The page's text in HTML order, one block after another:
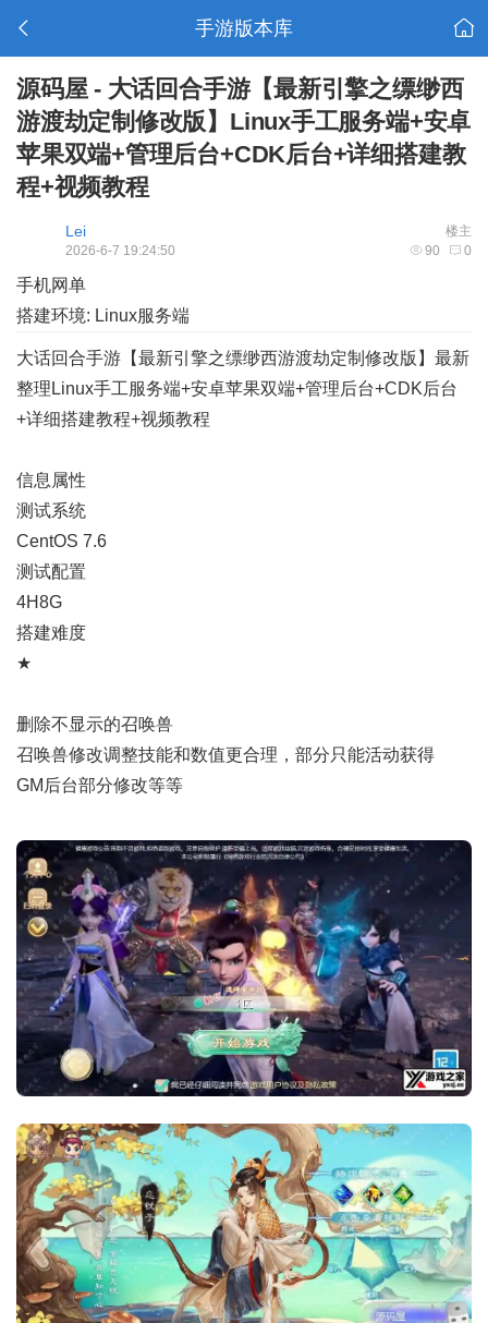
手游版本库
源码屋 - 大话回合手游【最新引擎之缥缈西
游渡劫定制修改版】Linux手工服务端+安卓
苹果双端+管理后台+CDK后台+详细搭建教
程+视频教程
楼主
Lei
90 0
2026-6-7 19:24:50
手机网单
搭建环境: Linux服务端
大话回合手游【最新引擎之缥缈西游渡劫定制修改版】最新
整理Linux手工服务端+安卓苹果双端+管理后台+CDK后台
+详细搭建教程+视频教程
信息属性
测试系统
CentOS 7.6
测试配置
4H8G
搭建难度
★
删除不显示的召唤兽
召唤兽修改调整技能和数值更合理，部分只能活动获得
GM后台部分修改等等